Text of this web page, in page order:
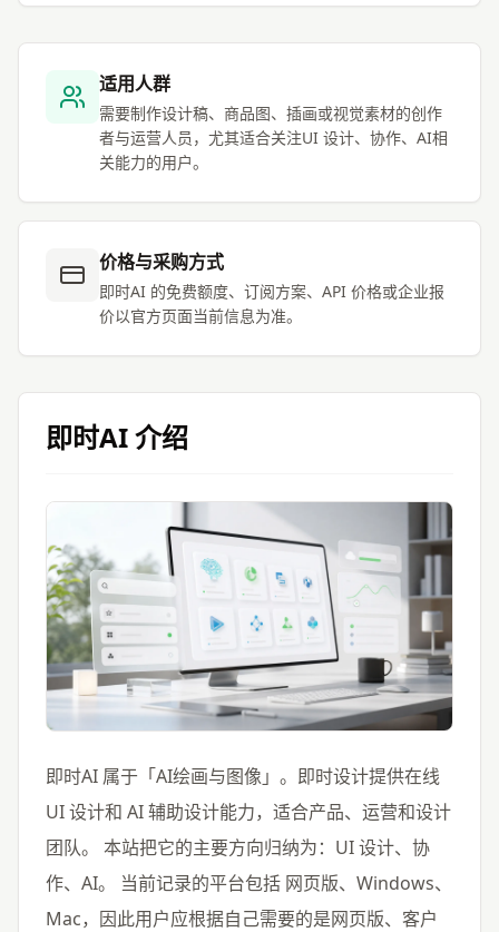
适用人群
需要制作设计稿、商品图、插画或视觉素材的创作
者与运营人员，尤其适合关注UI 设计、协作、AI相
关能力的用户。
价格与采购方式
即时AI 的免费额度、订阅方案、API 价格或企业报
价以官方页面当前信息为准。
即时AI介绍
即时AI 属于「AI绘画与图像」。即时设计提供在线
UI 设计和 AI 辅助设计能力，适合产品、运营和设计
团队。 本站把它的主要方向归纳为：UI 设计、协
作、AI。 当前记录的平台包括 网页版、Windows、
Mac，因此用户应根据自己需要的是网页版、客户